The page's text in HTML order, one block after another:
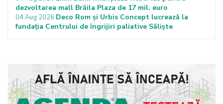
dezvoltarea mall Brăila Plaza de 17 mil. euro
04 Aug 2026 Deco Rom și Urbis Concept lucrează la
fundația Centrului de îngrijiri paliative Săliște